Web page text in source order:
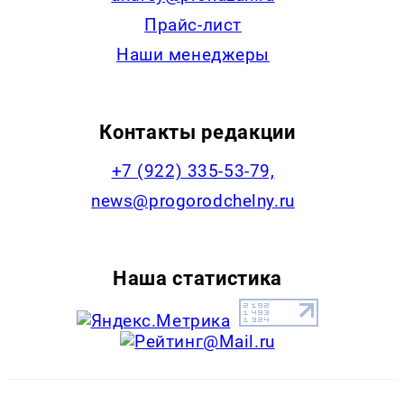
Прайс-лист
Наши менеджеры
Контакты редакции
+7 (922) 335-53-79,
news@progorodchelny.ru
Наша статистика